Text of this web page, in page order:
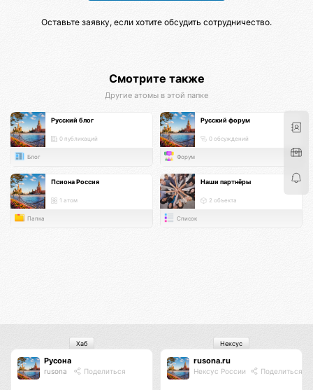
Оставьте заявку, если хотите обсудить сотрудничество.
Смотрите также
Другие атомы в этой папке
Русский блог
0 публикаций
Блог
Русский форум
0 обсуждений
Форум
Псиона Россия
1 атом
Папка
Наши партнёры
2 объекта
Список
Русона
rusona Поделиться
Хаб
rusona.ru
Нексус России Поделиться
Нексус